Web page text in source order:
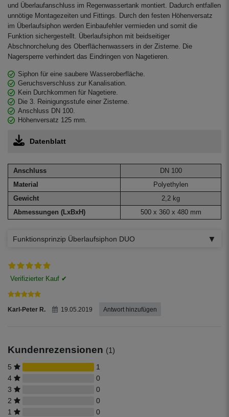
und Überlaufanschluss im Regenwassertank montiert. Dadurch entfallen
unnötige Montagezeiten und Fittings. Durch den festen Höhenversatz
im Überlaufsiphon werden Einbaufehler vermieden und somit die
Funktion sichergestellt. Überlaufsiphon mit beidseitiger
Abschnorchelung des Oberflächenwassers in der Zisterne. Die
Nagersperre verhindert das Eindringen von Nagetieren.
Siphon für eine saubere Wasseroberfläche.
Geruchsverschluss zur Kanalisation.
Kein Durchkommen für Nagetiere.
Die 3. Reinigungsstufe einer Zisterne.
Anschluss DN 100.
Höhenversatz 125 mm.
Datenblatt
Anschluss
DN 100
Material
Polyethylen
Gewicht
2,2 kg
Abmessungen (LxBxH)
500 x 360 x 480 mm
Funktionsprinzip Überlaufsiphon DUO
Kundenrezensionen (1)
5
1
4
0
3
0
2
0
1
0
Karl-Peter R. 19.05.2019 Antwort hinzufügen